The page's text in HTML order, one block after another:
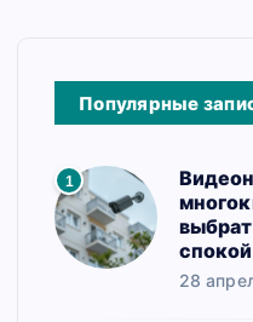
Популярные
1
28